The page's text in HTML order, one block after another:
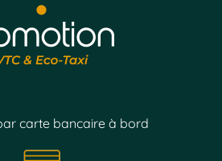
carte bancaire à bord